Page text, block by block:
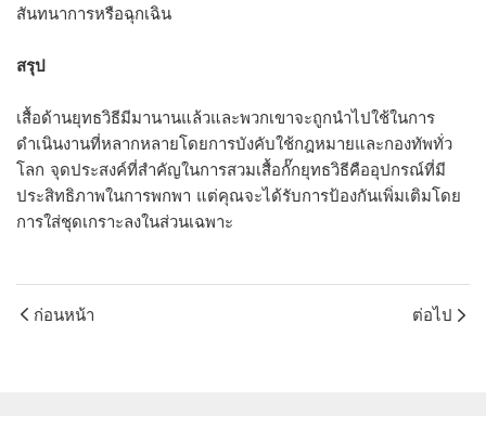
สันทนาการหรือฉุกเฉิน
สรุป
เสื้อด้านยุทธวิธีมีมานานแล้วและพวกเขาจะถูกนำไปใช้ในการ
ดำเนินงานที่หลากหลายโดยการบังคับใช้กฎหมายและกองทัพทั่ว
โลก จุดประสงค์ที่สำคัญในการสวมเสื้อกั๊กยุทธวิธีคืออุปกรณ์ที่มี
ประสิทธิภาพในการพกพา แต่คุณจะได้รับการป้องกันเพิ่มเติมโดย
การใส่ชุดเกราะลงในส่วนเฉพาะ
ก่อนหน้า ต่อไป